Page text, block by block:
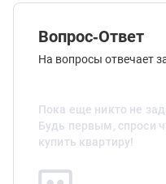
Вопрос-Ответ
На вопросы отвечает
Пока еще никто не
Будь первым, спроси
купить квартиру!